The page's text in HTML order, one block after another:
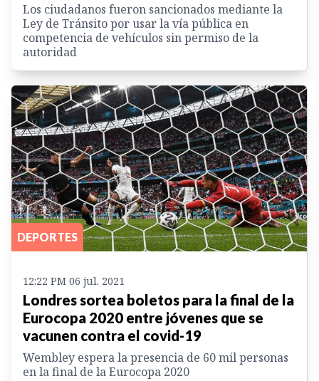
Los ciudadanos fueron sancionados mediante la
Ley de Tránsito por usar la vía pública en
competencia de vehículos sin permiso de la
autoridad
DEPORTES
12:22 PM 06 jul. 2021
Londres sortea boletos para la final de la
Eurocopa 2020 entre jóvenes que se
vacunen contra el covid-19
Wembley espera la presencia de 60 mil personas
en la final de la Eurocopa 2020